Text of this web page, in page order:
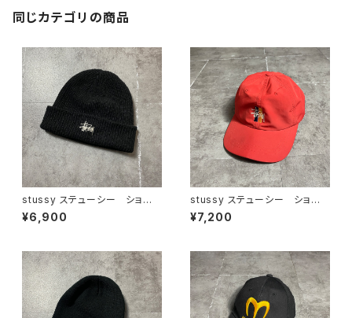
同じカテゴリの商品
stussy ステューシー ショー
ンフォント 刺繍ロゴ アクリル
100% ブラック 黒 ニット
¥6,900
stussy ステューシー ショー
ンフォント 刺繍ロゴ レッド
ベルトバック ナイロンキャップ
¥7,200